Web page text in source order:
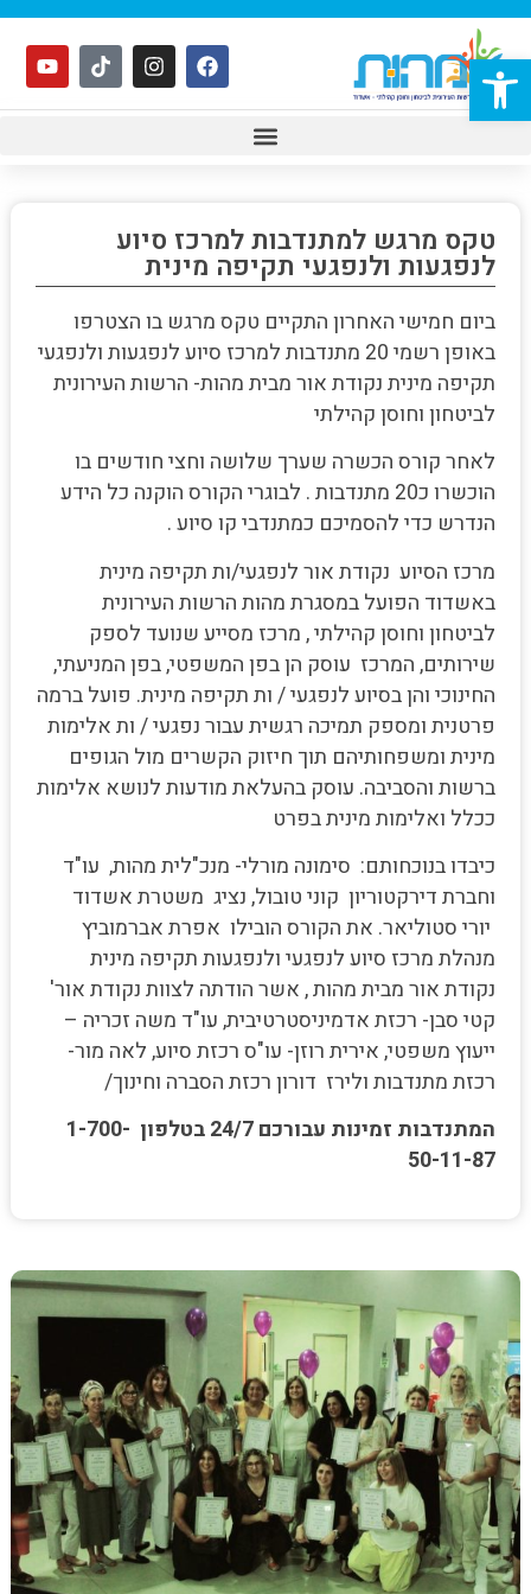
פתח סרגל נגישות
טקס מרגש למתנדבות למרכז סיוע
לנפגעות ולנפגעי תקיפה מינית
ביום חמישי האחרון התקיים טקס מרגש בו הצטרפו
באופן רשמי 20 מתנדבות למרכז סיוע לנפגעות ולנפגעי
תקיפה מינית נקודת אור מבית מהות- הרשות העירונית
לביטחון וחוסן קהילתי
לאחר קורס הכשרה שערך שלושה וחצי חודשים בו
הוכשרו כ20 מתנדבות . לבוגרי הקורס הוקנה כל הידע
הנדרש כדי להסמיכם כמתנדבי קו סיוע .
מרכז הסיוע נקודת אור לנפגעי/ות תקיפה מינית
באשדוד הפועל במסגרת מהות הרשות העירונית
לביטחון וחוסן קהילתי , מרכז מסייע שנועד לספק
שירותים, המרכז עוסק הן בפן המשפטי, בפן המניעתי,
החינוכי והן בסיוע לנפגעי / ות תקיפה מינית. פועל ברמה
פרטנית ומספק תמיכה רגשית עבור נפגעי / ות אלימות
מינית ומשפחותיהם תוך חיזוק הקשרים מול הגופים
ברשות והסביבה. עוסק בהעלאת מודעות לנושא אלימות
ככלל ואלימות מינית בפרט
כיבדו בנוכחותם: סימונה מורלי- מנכ"לית מהות, עו"ד
וחברת דירקטוריון קוני טובול, נציג משטרת אשדוד
יורי סטוליאר. את הקורס הובילו אפרת אברמוביץ
מנהלת מרכז סיוע לנפגעי ולנפגעות תקיפה מינית
נקודת אור מבית מהות , אשר הודתה לצוות נקודת אור'
קטי סבן- רכזת אדמיניסטרטיבית, עו"ד משה זכריה –
ייעוץ משפטי, אירית רוזן- עו"ס רכזת סיוע, לאה מור-
רכזת מתנדבות ולירז דורון רכזת הסברה וחינוך/
המתנדבות זמינות עבורכם 24/7 בטלפון 1-700-
50-11-87